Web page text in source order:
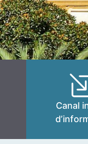
Canal